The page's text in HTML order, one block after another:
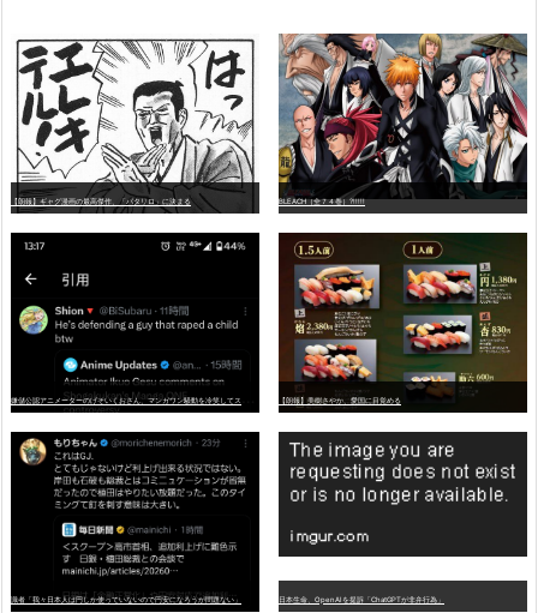
【朗報】ギャグ漫画の最高傑作、「パタリロ」に決まる BLEACH（全７４巻）?!!!!!
【朗報】美樹さやか、愛国に目覚める
識者「我々日本人は円しか使っていないので円安になろうが問題ない」 日本生命、OpenAIを提訴「ChatGPTが非弁行為」